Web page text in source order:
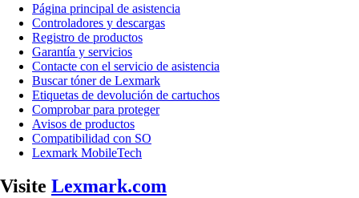
Página principal de asistencia
Controladores y descargas
Registro de productos
Garantía y servicios
Contacte con el servicio de asistencia
Buscar tóner de Lexmark
Etiquetas de devolución de cartuchos
Comprobar para proteger
Avisos de productos
Compatibilidad con SO
Lexmark MobileTech
Visite Lexmark.com